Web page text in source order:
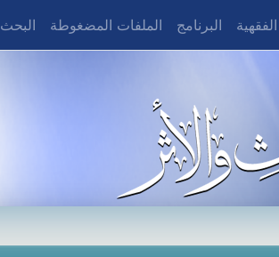
البرنامج الملفات المضغوطة البحث